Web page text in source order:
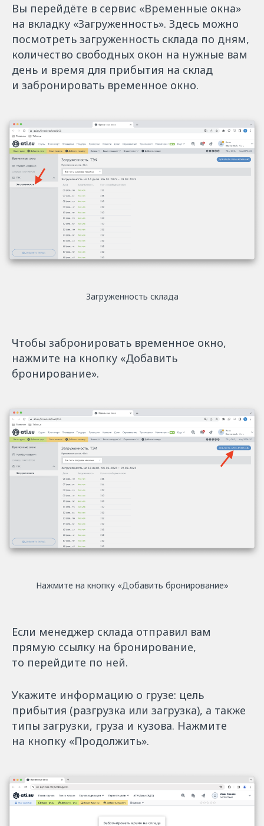
Вы перейдёте в сервис «Временные окна»
на вкладку «Загруженность». Здесь можно
посмотреть загруженность склада по дням,
количество свободных окон на нужные вам
день и время для прибытия на склад
и забронировать временное окно.
Загруженность склада
Чтобы забронировать временное окно,
нажмите на кнопку «Добавить
бронирование».
Нажмите на кнопку «Добавить бронирование»
Если менеджер склада отправил вам
прямую ссылку на бронирование,
то перейдите по ней.
Укажите информацию о грузе: цель
прибытия (разгрузка или загрузка), а также
типы загрузки, груза и кузова. Нажмите
на кнопку «Продолжить».